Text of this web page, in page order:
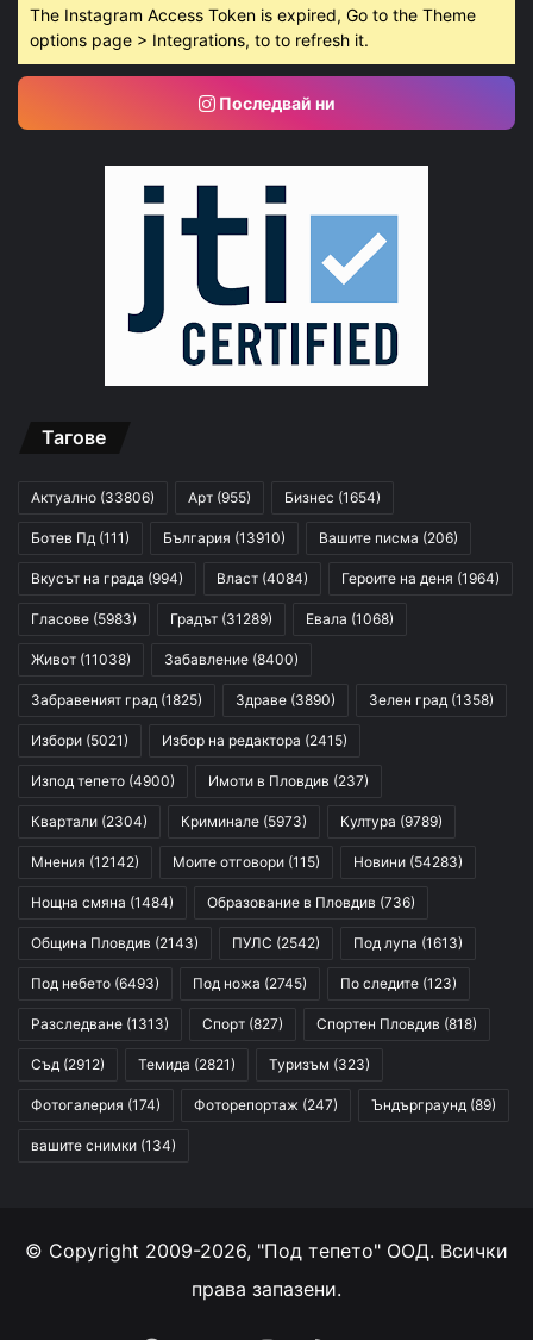
The Instagram Access Token is expired, Go to the Theme
options page > Integrations, to to refresh it.
Последвай ни
Тагове
Актуално (33806) Арт (955) Бизнес (1654)
Ботев Пд (111) България (13910) Вашите писма (206)
Вкусът на града (994) Власт (4084) Героите на деня (1964)
Гласове (5983) Градът (31289) Евала (1068)
Живот (11038) Забавление (8400)
Забравеният град (1825) Здраве (3890) Зелен град (1358)
Избори (5021) Избор на редактора (2415)
Изпод тепето (4900) Имоти в Пловдив (237)
Квартали (2304) Криминале (5973) Култура (9789)
Мнения (12142) Моите отговори (115) Новини (54283)
Нощна смяна (1484) Образование в Пловдив (736)
Община Пловдив (2143) ПУЛС (2542) Под лупа (1613)
Под небето (6493) Под ножа (2745) По следите (123)
Разследване (1313) Спорт (827) Спортен Пловдив (818)
Съд (2912) Темида (2821) Туризъм (323)
Фотогалерия (174) Фоторепортаж (247) Ъндърграунд (89)
вашите снимки (134)
© Copyright 2009-2026, "Под тепето" ООД. Всички
права запазени.